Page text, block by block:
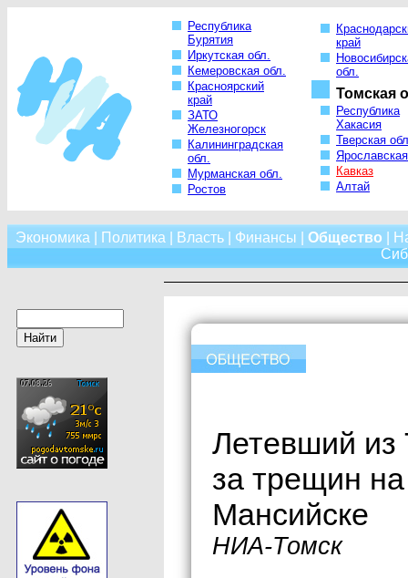
Республика
Бурятия
Иркутская обл.
Кемеровская обл.
Красноярский
край
ЗАТО
Железногорск
Калининградская
обл.
Мурманская обл.
Ростов
край
обл.
Томская
Республика
Хакасия
Тверская
Кавказ
Алтай
Экономика Политика Власть| Финансы Общество
Летевший из
за трещин
Мансийске
НИА-Томск